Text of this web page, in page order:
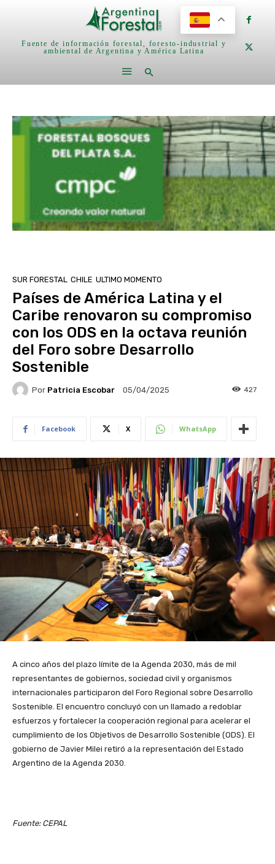
Fuente de información forestal, foresto-industrial y
ambiental de Argentina y América Latina
SUR FORESTAL CHILE ULTIMO MOMENTO
Países de América Latina y el
Caribe renovaron su compromiso
con los ODS en la octava reunión
del Foro sobre Desarrollo
Sostenible
Por Patricia Escobar 05/04/2025 427
Facebook X WhatsApp
A cinco años del plazo límite de la Agenda 2030, más de mil
representantes de gobiernos, sociedad civil y organismos
internacionales participaron del Foro Regional sobre Desarrollo
Sostenible. El encuentro concluyó con un llamado a redoblar
esfuerzos y fortalecer la cooperación regional para acelerar el
cumplimiento de los Objetivos de Desarrollo Sostenible (ODS). El
gobierno de Javier Milei retiró a la representación del Estado
Argentino de la Agenda 2030.
Fuente: CEPAL